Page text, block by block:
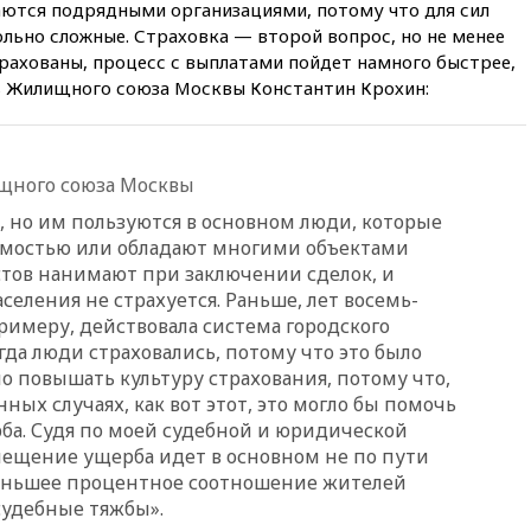
при нападении в Чехии
вчера, 22:00Путин поручил
выделить средства на новые
РЛС для Белгородской
вчера, 21:35 После пожара на
складе в Брянске возбудили
уголовное дело
вчера, 21:26 Лидеры сборной
РФ по гимнастике получили
официальный отказ в визах от
Хорватии
вчера, 21:15Пентагон
опубликовал 16 новых видео с
НЛО
подрядными организациями, потому что для сил
сложные. Страховка — второй вопрос, но не менее
процесс с выплатами пойдет намного быстрее,
союза Москвы Константин Крохин:
союза Москвы
но им пользуются в основном люди, которые
или обладают многими объектами
нанимают при заключении сделок, и
не страхуется. Раньше, лет восемь-
действовала система городского
люди страховались, потому что это было
культуру страхования, потому что,
случаях, как вот этот, это могло бы помочь
Судя по моей судебной и юридической
ущерба идет в основном не по пути
процентное соотношение жителей
тяжбы».